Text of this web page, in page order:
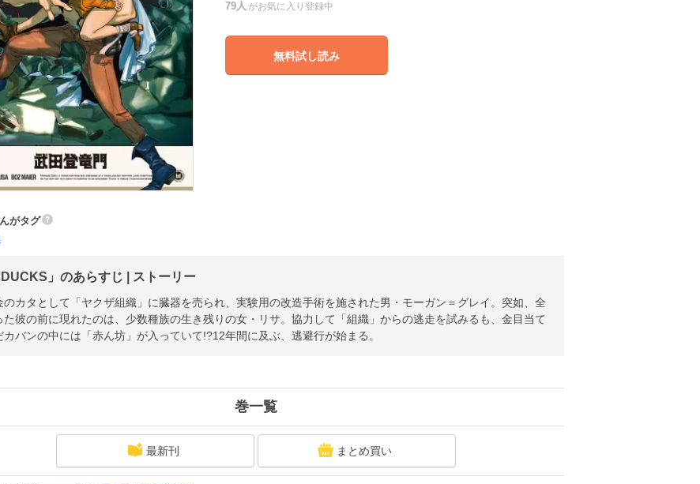
79人 がお気に入り登録中
無料試し読み
がタグ
」のあらすじ | ストーリー
のカタとして「ヤクザ組織」に臓器を売られ、実験用の改造手術を施された男・モーガン＝グレイ。突如、全
た彼の前に現れたのは、少数種族の生き残りの女・リサ。協力して「組織」からの逃走を試みるも、金目当て
カバンの中には「赤ん坊」が入っていて!?12年間に及ぶ、逃避行が始まる。
巻一覧
最新刊 まとめ買い